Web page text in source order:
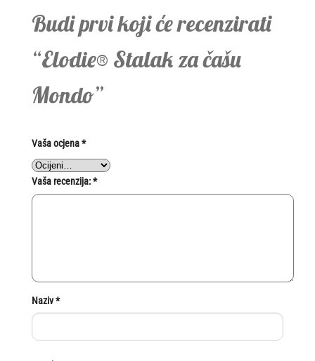
Budi prvi koji će recenzirati
“Elodie® Stalak za čašu
Mondo”
Vaša ocjena*
Vaša recenzija:*
Naziv*